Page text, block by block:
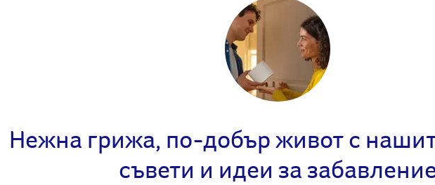
Нежна грижа, по-добър живот с
съвети и идеи за